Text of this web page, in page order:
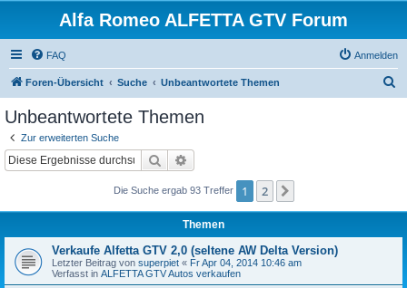
Alfa Romeo ALFETTA GTV Forum
FAQ Anmelden
Foren-Übersicht Suche Unbeantwortete Themen
Unbeantwortete Themen
Zur erweiterten Suche
Suche
Die Suche ergab 93 Treffer 1 2
Themen
Verkaufe Alfetta GTV 2,0 (seltene AW Delta Version)
Letzter Beitrag von superpiet « Fr Apr 04, 2014 10:46 am
Verfasst in ALFETTA GTV Autos verkaufen